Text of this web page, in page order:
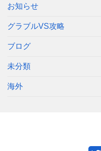
お知らせ
グラブルVS攻略
ブログ
未分類
海外